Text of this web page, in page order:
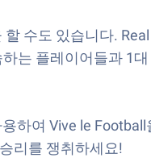
수도 있습니다.
는 플레이어들과 1
하여 Vive le Football
리를 쟁취하세요!